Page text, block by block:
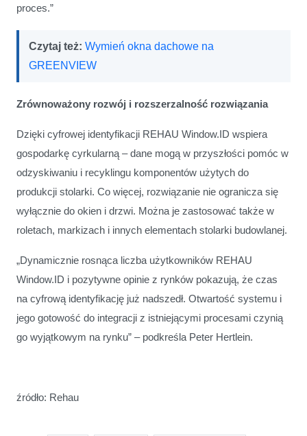
proces.”
Czytaj też: Wymień okna dachowe na
GREENVIEW
Zrównoważony rozwój i rozszerzalność rozwiązania
Dzięki cyfrowej identyfikacji REHAU Window.ID wspiera
gospodarkę cyrkularną – dane mogą w przyszłości pomóc w
odzyskiwaniu i recyklingu komponentów użytych do
produkcji stolarki. Co więcej, rozwiązanie nie ogranicza się
wyłącznie do okien i drzwi. Można je zastosować także w
roletach, markizach i innych elementach stolarki budowlanej.
„Dynamicznie rosnąca liczba użytkowników REHAU
Window.ID i pozytywne opinie z rynków pokazują, że czas
na cyfrową identyfikację już nadszedł. Otwartość systemu i
jego gotowość do integracji z istniejącymi procesami czynią
go wyjątkowym na rynku” – podkreśla Peter Hertlein.
źródło: Rehau